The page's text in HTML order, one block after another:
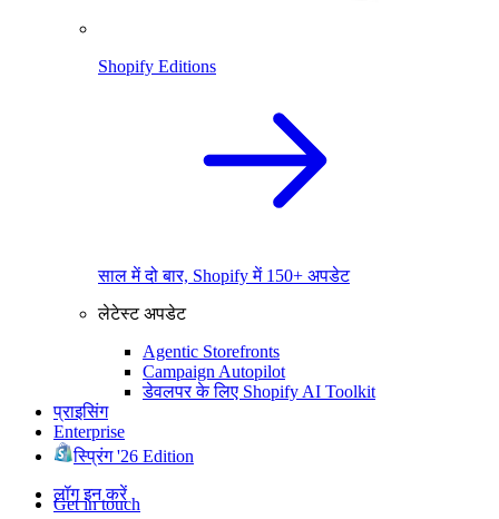
Shopify Editions
साल में दो बार, Shopify में 150+ अपडेट
लेटेस्ट अपडेट
Agentic Storefronts
Campaign Autopilot
डेवलपर के लिए Shopify AI Toolkit
प्राइसिंग
Enterprise
स्प्रिंग '26 Edition
लॉग इन करें
Get in touch